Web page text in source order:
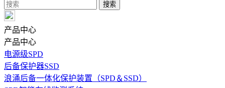
产品中心
产品中心
电源级SPD
后备保护器SSD
浪涌后备一体化保护装置（SPD＆SSD）